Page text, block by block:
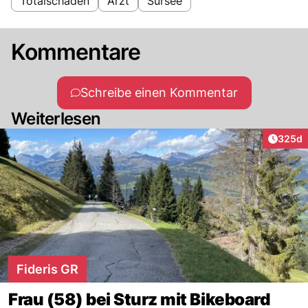
Kommentare
Schreibe einen Kommentar
Weiterlesen
325d
Fideris GR
Frau (58) bei Sturz mit Bikeboard